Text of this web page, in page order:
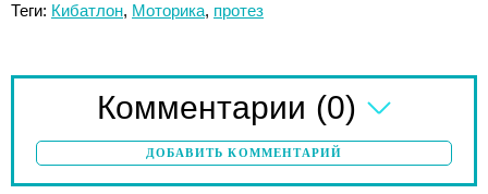
Теги: Кибатлон, Моторика, протез
Комментарии (0)
ДОБАВИТЬ КОММЕНТАРИЙ